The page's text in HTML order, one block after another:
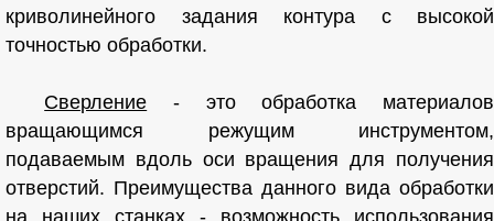
криволинейного задания контура с высокой
точностью обработки.
Сверление - это обработка материалов
вращающимся режущим инструментом,
подаваемым вдоль оси вращения для получения
отверстий. Преимущества данного вида обработки
на наших станках - возможность использования